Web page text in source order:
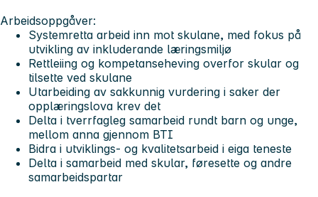
Arbeidsoppgåver:
Systemretta arbeid inn mot skulane, med fokus på
utvikling av inkluderande læringsmiljø
Rettleiing og kompetanseheving overfor skular og
tilsette ved skulane
Utarbeiding av sakkunnig vurdering i saker der
opplæringslova krev det
Delta i tverrfagleg samarbeid rundt barn og unge,
mellom anna gjennom BTI
Bidra i utviklings- og kvalitetsarbeid i eiga teneste
Delta i samarbeid med skular, føresette og andre
samarbeidspartar